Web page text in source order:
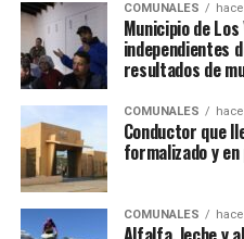
COMUNALES
Municipio de
independientes
resultados de
COMUNALES
Conductor que
formalizado y
COMUNALES